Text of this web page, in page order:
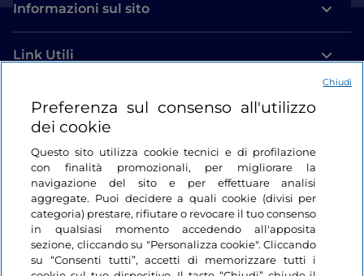
Informazioni sul sito
Link Utili
Login
Restiamo in contatto
Preferenza sul consenso all'utilizzo
dei cookie
Questo sito utilizza cookie tecnici e di profilazione
con finalità promozionali, per migliorare la
navigazione del sito e per effettuare analisi
aggregate. Puoi decidere a quali cookie (divisi per
categoria) prestare, rifiutare o revocare il tuo consenso
in qualsiasi momento accedendo all'apposita
sezione, cliccando su "Personalizza cookie". Cliccando
su “Consenti tutti”, accetti di memorizzare tutti i
Chiudi